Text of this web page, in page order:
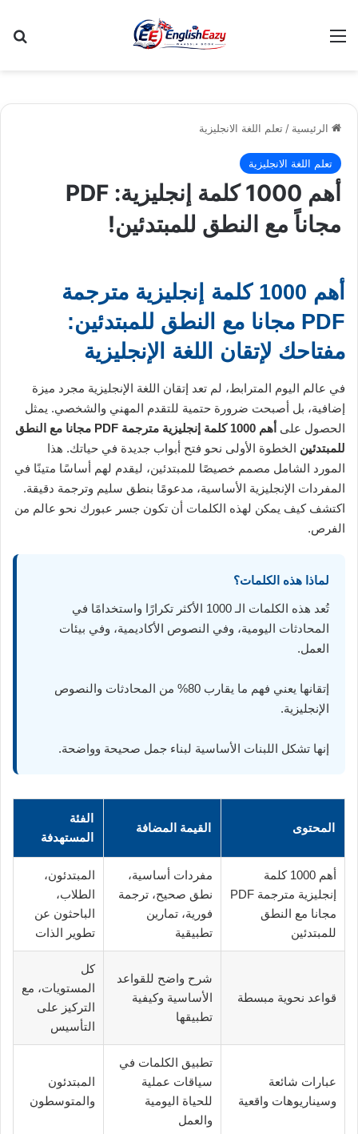
القائمة
الرئيسية / تعلم اللغة الانجليزية
تعلم اللغة الانجليزية
أهم 1000 كلمة إنجليزية: PDF
مجاناً مع النطق للمبتدئين!
أهم 1000 كلمة إنجليزية مترجمة
PDF مجانا مع النطق للمبتدئين:
مفتاحك لإتقان اللغة الإنجليزية
في عالم اليوم المترابط، لم تعد إتقان اللغة الإنجليزية مجرد ميزة
إضافية، بل أصبحت ضرورة حتمية للتقدم المهني والشخصي. يمثل
الحصول على
أهم 1000 كلمة إنجليزية مترجمة PDF مجانا مع النطق
للمبتدئين الخطوة الأولى نحو فتح أبواب جديدة في حياتك. هذا
المورد الشامل مصمم خصيصًا للمبتدئين، ليقدم لهم أساسًا متينًا في
المفردات الإنجليزية الأساسية، مدعومًا بنطق سليم وترجمة دقيقة.
اكتشف كيف يمكن لهذه الكلمات أن تكون جسر عبورك نحو عالم من
الفرص.
لماذا هذه الكلمات؟
تُعد هذه الكلمات الـ 1000 الأكثر تكرارًا واستخدامًا في
المحادثات اليومية، وفي النصوص الأكاديمية، وفي بيئات
العمل.
إتقانها يعني فهم ما يقارب 80% من المحادثات والنصوص
الإنجليزية.
إنها تشكل اللبنات الأساسية لبناء جمل صحيحة وواضحة.
المحتوى القيمة المضافة
الفئة
المستهدفة
أهم 1000 كلمة
إنجليزية مترجمة PDF
مجانا مع النطق
للمبتدئين
مفردات أساسية،
نطق صحيح، ترجمة
فورية، تمارين
تطبيقية
المبتدئون،
الطلاب،
الباحثون عن
تطوير الذات
قواعد نحوية مبسطة
شرح واضح للقواعد
الأساسية وكيفية
تطبيقها
كل
المستويات، مع
التركيز على
التأسيس
عبارات شائعة
وسيناريوهات واقعية
تطبيق الكلمات في
سياقات عملية
للحياة اليومية
والعمل
المبتدئون
والمتوسطون